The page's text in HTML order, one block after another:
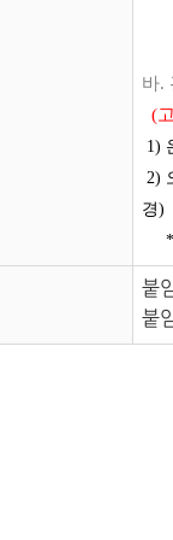
바.
(
1)
2)
경)
*
붙
붙